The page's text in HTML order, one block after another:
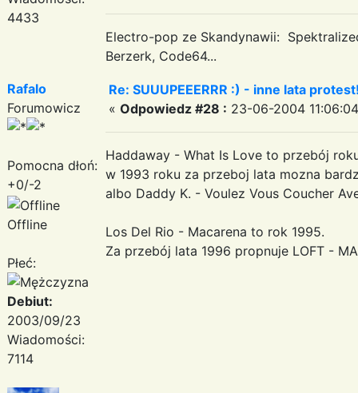
4433
Electro-pop ze Skandynawii:
Berzerk, Code64...
Rafalo
Forumowicz
Pomocna dłoń:
+0/-2
Offline
Płeć:
Debiut:
2003/09/23
Wiadomości:
7114
Re: SUUUPEEERRR :) - inne lata
« Odpowiedz #28 : 23-06-2004
Haddaway - What Is Love to przebój
w 1993 roku za przeboj lata mozna
albo Daddy K. - Voulez Vous Coucher
Los Del Rio - Macarena to rok 1995.
Za przebój lata 1996 propnuje LOFT -